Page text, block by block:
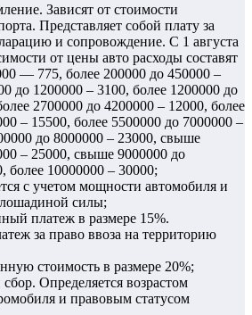
Зависят от стоимости
Представляет собой плату за
и сопровождение. С 1 августа
от цены авто расходы составят
— 775, более 200000 до 450000 –
до 1200000 – 3100, более 1200000 до
2700000 до 4200000 – 12000, более
– 15500, более 5500000 до 7000000 –
до 8000000 – 23000, свыше
– 25000, свыше 9000000 до
более 10000000 – 30000;
с учетом мощности автомобиля и
силы;
платеж в размере 15%.
за право ввоза на территорию
стоимость в размере 20%;
Определяется возрастом
и правовым статусом